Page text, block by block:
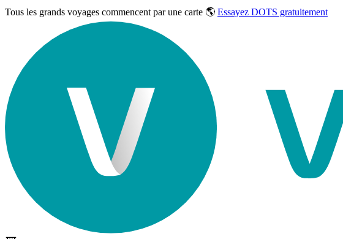
Tous les grands voyages commencent par une carte 🌎 Essayez DOTS gratuitement